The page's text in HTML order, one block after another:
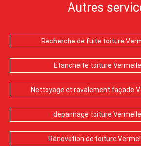
Autres
Recherche de fuite toiture
Etanchéité toiture
Nettoyage et ravalement façade
depannage toiture
Rénovation de toiture